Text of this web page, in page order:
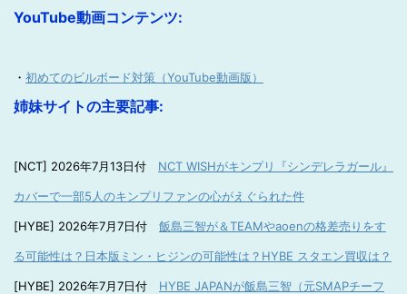
YouTube動画コンテンツ:
・ 初めてのビルボード対策（YouTube動画版）
姉妹サイトの主要記事:
[NCT] 2026年7月13日付 NCT WISHがキンプリ『シンデレラガール』
カバーで一部5人のキンプリファンの心がえぐられた件
[HYBE] 2026年7月7日付 飯島三智が＆TEAMやaoenの格差売りをす
る可能性は？日本版ミン・ヒジンの可能性は？HYBE スタエン買収は？
[HYBE] 2026年7月7日付 HYBE JAPANが飯島三智（元SMAPチーフ